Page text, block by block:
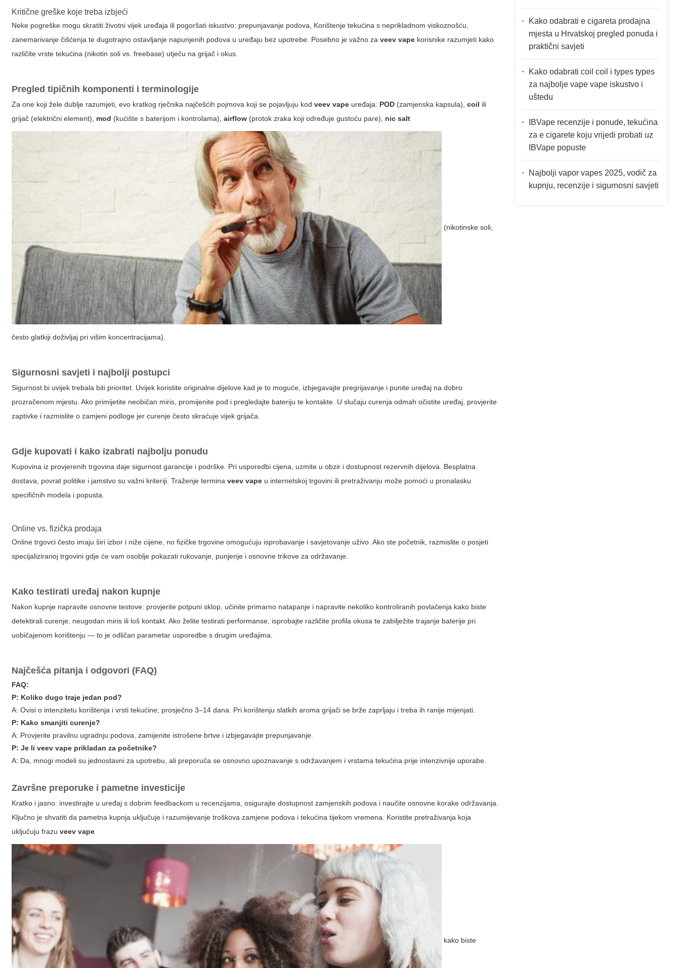
Kritične greške koje treba izbjeći
Neke pogreške mogu skratiti životni vijek uređaja ili pogoršati iskustvo: prepunjavanje podova, Korištenje tekućina s neprikladnom viskoznošću,
zanemarivanje čišćenja te dugotrajno ostavljanje napunjenih podova u uređaju bez upotrebe. Posebno je važno zaveev vape korisnike razumjeti kako
različite vrste tekućina (nikotin soli vs. freebase) utječu na grijač i okus.
Pregled tipičnih komponenti i terminologije
Za one koji žele dublje razumjeti, evo kratkog rječnika najčešćih pojmova koji se pojavljuju kodveev vape uređaja: POD (zamjenska kapsula),coil ili
grijač (električni element), mod (kućište s baterijom i kontrolama),airflow (protok zraka koji određuje gustoću pare), nic salt
(nikotinske soli,
često glatkiji doživljaj pri višim koncentracijama).
Sigurnosni savjeti i najbolji postupci
Sigurnost bi uvijek trebala biti prioritet. Uvijek koristite originalne dijelove kad je to moguće, izbjegavajte pregrijavanje i punite uređaj na dobro
prozračenom mjestu. Ako primijetite neobičan miris, promijenite pod i pregledajte bateriju te kontakte. U slučaju curenja odmah očistite uređaj, provjerite
zaptivke i razmislite o zamjeni podloge jer curenje često skraćuje vijek grijača.
Gdje kupovati i kako izabrati najbolju ponudu
Kupovina iz provjerenih trgovina daje sigurnost garancije i podrške. Pri usporedbi cijena, uzmite u obzir i dostupnost rezervnih dijelova. Besplatna
dostava, povrat politike i jamstvo su važni kriteriji. Traženje terminaveev vape u internetskoj trgovini ili pretraživanju može pomoći u pronalasku
specifičnih modela i popusta.
Online vs. fizička prodaja
Online trgovci često imaju širi izbor i niže cijene, no fizičke trgovine omogućuju isprobavanje i savjetovanje uživo. Ako ste početnik, razmislite o posjeti
specijaliziranoj trgovini gdje će vam osoblje pokazati rukovanje, punjenje i osnovne trikove za održavanje.
Kako testirati uređaj nakon kupnje
Nakon kupnje napravite osnovne testove: provjerite potpuni sklop, učinite primarno natapanje i napravite nekoliko kontroliranih povlačenja kako biste
detektirali curenje, neugodan miris ili loš kontakt. Ako želite testirati performanse, isprobajte različite profila okusa te zabilježite trajanje baterije pri
uobičajenom korištenju — to je odličan parametar usporedbe s drugim uređajima.
Najčešća pitanja i odgovori (FAQ)
FAQ:
P: Koliko dugo traje jedan pod?
A: Ovisi o intenzitetu korištenja i vrsti tekućine; prosječno 3–14 dana. Pri korištenju slatkih aroma grijači se brže zaprljaju i treba ih ranije mijenjati.
P: Kako smanjiti curenje?
A: Provjerite pravilnu ugradnju podova, zamijenite istrošene brtve i izbjegavajte prepunjavanje.
P: Je liveev vape prikladan za početnike?
A: Da, mnogi modeli su jednostavni za upotrebu, ali preporuča se osnovno upoznavanje s održavanjem i vrstama tekućina prije intenzivnije uporabe.
Završne preporuke i pametne investicije
Kratko i jasno: investirajte u uređaj s dobrim feedbackom u recenzijama, osigurajte dostupnost zamjenskih podova i naučite osnovne korake održavanja.
Ključno je shvatiti da pametna kupnja uključuje i razumijevanje troškova zamjene podova i tekućina tijekom vremena. Koristite pretraživanja koja
uključuju frazuveev vape
kako biste
Kako odabrati e cigareta prodajna
mjesta u Hrvatskoj pregled ponuda i
praktični savjeti
Kako odabrati coil coil i types types
za najbolje vape vape iskustvo i
uštedu
IBVape recenzije i ponude, tekućina
za e cigarete koju vrijedi probati uz
IBVape popuste
Najbolji vapor vapes 2025, vodič za
kupnju, recenzije i sigurnosni savjeti